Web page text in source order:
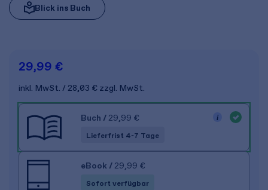
Blick ins Buch
29,99 €
inkl. MwSt. 28,03 € zzgl. MwSt.
Buch / 29,99 €
Lieferfrist 4-7 Tage
eBook / 29,99 €
Sofort verfügbar